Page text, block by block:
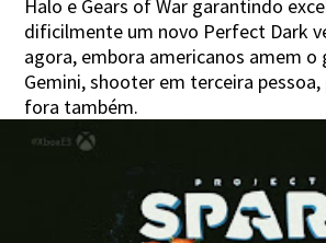
Halo e Gears of War garantindo
dificilmente um novo Perfect Dark
agora, embora americanos amem o
Gemini, shooter em terceira
fora também.